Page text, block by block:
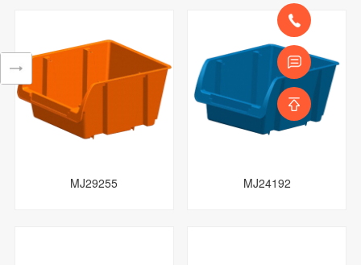
MJ29255 MJ24192